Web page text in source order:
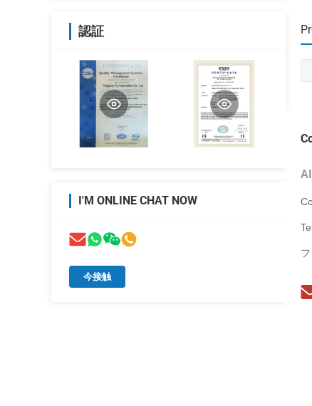
認証
I'M ONLINE CHAT NOW
今接触